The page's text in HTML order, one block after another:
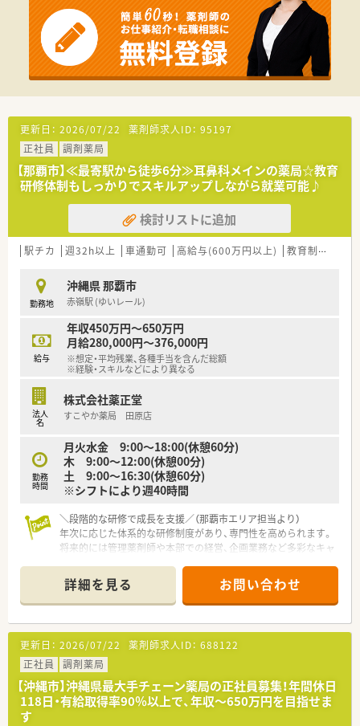
【法人特徴について】
■沖縄県内に42店舗の調剤薬局を展開しており、地域医療に貢
献する県内最大手の企業です。
■大手薬局チェーンと資本提携を行うことで、より質の高いサー
ビスを提供できる安定した経営基盤があります。
■調剤薬局事業のほか、ホテルやサロン、認可保育園の運営など
地域に根差した事業展開をしています。
【想定される業務内容】
■総合病院門前のため、多種多様な処方箋に対応する調剤・監査・
服薬指導が中心業務となります。
■がん患者様の処方箋も応需しており、専門的な知識を活かした
高度な薬学的管理に携わります。
■正社員の方は在宅業務も担当し、隔週で2件程度の居宅訪問を
通じて地域医療に貢献します。
【職場環境と雰囲気】
■店内は緑やオレンジ、茶色を基調とした配色で統一され、清潔
■20代から60代まで幅広い年代のスタッフが在籍しており、互
いに協力し合う風土が根付いています。
しっかりと両立させたい方におすすめです。
更新日： 2026/07/22 薬剤師求人ID： 95197
正社員
調剤薬局
【那覇市】≪最寄駅から徒歩6分≫耳鼻科メインの薬局☆教育
研修体制もしっかりでスキルアップしながら就業可能♪
検討リストに追加
駅チカ 週32h以上 車通勤可 高給与(600万円以上) 教育制度あり
勤務地
沖縄県 那覇市
赤嶺駅 (ゆいレール)
給与
年収450万円～650万円
月給280,000円～376,000円
※想定・平均残業、各種手当を含んだ総額
※経験・スキルなどにより異なる
法人
名
株式会社薬正堂
すこやか薬局 田原店
勤務
時間
月火水金 9:00～18:00(休憩60分)
木 9:00～12:00(休憩00分)
土 9:00～16:30(休憩60分)
※シフトにより週40時間
＼段階的な研修で成長を支援／（那覇市エリア担当より）
年次に応じた体系的な研修制度があり、専門性を高められます。
将来的には管理薬剤師や本部での経営、企画業務など多彩なキャ
【店舗情報と応需状況について】
■ゆいレールの赤嶺駅から徒歩で6分ほどの場所に位置してお
り、通勤の利便性が非常に高い調剤薬局の店舗です。
■処方箋は耳鼻科と小児科をメインに応需しており、1日平均50
枚から70枚、月平均では約1,377枚を対応します。
■現場の体制は管理薬剤師1名と契約社員1名に加えて、正社員
の医療事務2名が在籍しており、相互に連携しています。
【募集背景と求める人物像について】
詳細を見る お問い合わせ
更新日： 2026/07/22 薬剤師求人ID： 688122
正社員
調剤薬局
【沖縄市】沖縄県最大手チェーン薬局の正社員募集！年間休日
118日・有給取得率90％以上で、年収～650万円を目指せま
す